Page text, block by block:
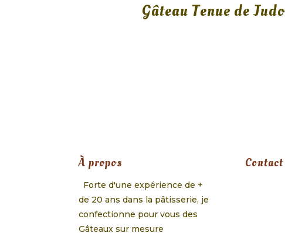
Gâteau Tenue de Judo
À propos
Forte d'une expérience de +
de 20 ans dans la pâtisserie, je
confectionne pour vous des
Gâteaux sur mesure
Contact